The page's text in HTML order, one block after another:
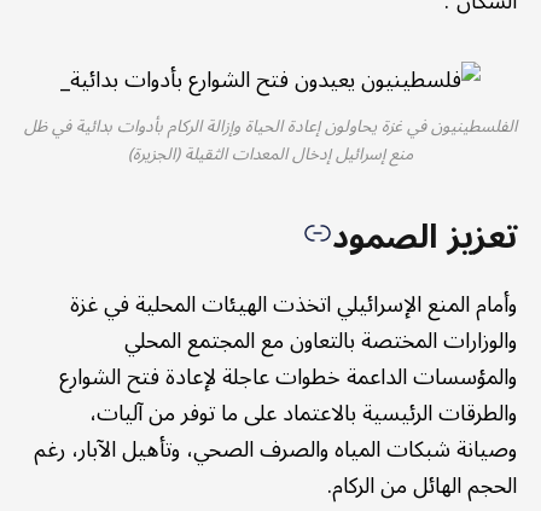
الفلسطينيون في غزة يحاولون إعادة الحياة وإزالة الركام بأدوات بدائية في ظل
منع إسرائيل إدخال المعدات الثقيلة (الجزيرة)
تعزيز الصمود
وأمام المنع الإسرائيلي اتخذت الهيئات المحلية في غزة
والوزارات المختصة بالتعاون مع المجتمع المحلي
والمؤسسات الداعمة خطوات عاجلة لإعادة فتح الشوارع
والطرقات الرئيسية بالاعتماد على ما توفر من آليات،
وصيانة شبكات المياه والصرف الصحي، وتأهيل الآبار، رغم
الحجم الهائل من الركام.